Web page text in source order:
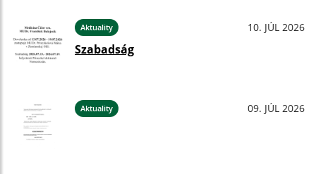
Aktuality 10. JÚL 2026
Szabadság
Aktuality 09. JÚL 2026